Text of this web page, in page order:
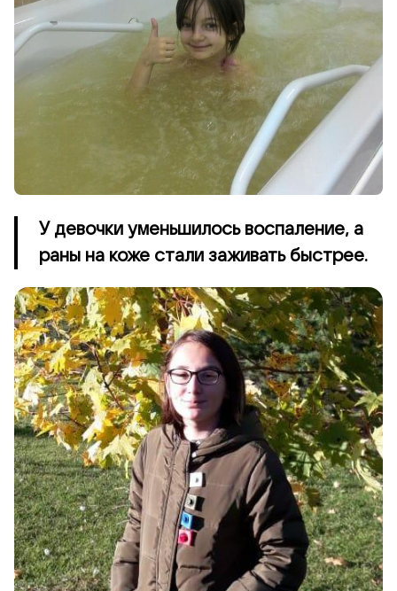
У девочки уменьшилось воспаление, а
раны на коже стали заживать быстрее.